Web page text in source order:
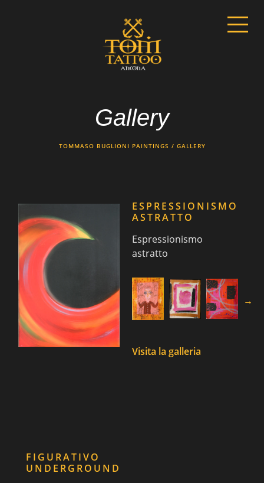
Gallery
TOMMASO BUGLIONI PAINTINGS GALLERY
ESPRESSIONISMO
ASTRATTO
Espressionismo
astratto
→
Visita la galleria
FIGURATIVO
UNDERGROUND